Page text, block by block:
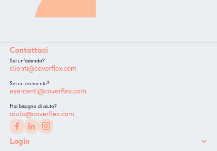
Contattaci
Sei un'azienda?
clienti@coverflex.com
Sei un esercente?
esercenti@coverflex.com
Hai bisogno di aiuto?
aiuto@coverflex.com
Login